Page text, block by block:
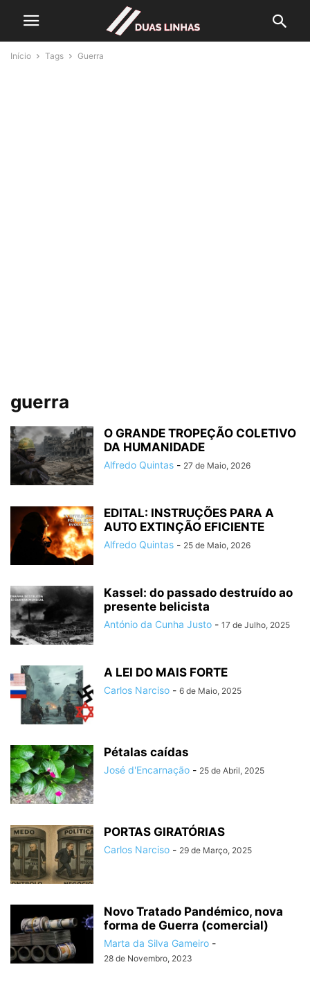
Início Tags Guerra
guerra
O GRANDE TROPEÇÃO COLETIVO
DA HUMANIDADE
Alfredo Quintas - 27 de Maio, 2026
EDITAL: INSTRUÇÕES PARA A
AUTO EXTINÇÃO EFICIENTE
Alfredo Quintas - 25 de Maio, 2026
Kassel: do passado destruído ao
presente belicista
António da Cunha Justo - 17 de Julho, 2025
A LEI DO MAIS FORTE
Carlos Narciso - 6 de Maio, 2025
Pétalas caídas
José d'Encarnação - 25 de Abril, 2025
PORTAS GIRATÓRIAS
Carlos Narciso - 29 de Março, 2025
Novo Tratado Pandémico, nova
forma de Guerra (comercial)
Marta da Silva Gameiro -
28 de Novembro, 2023